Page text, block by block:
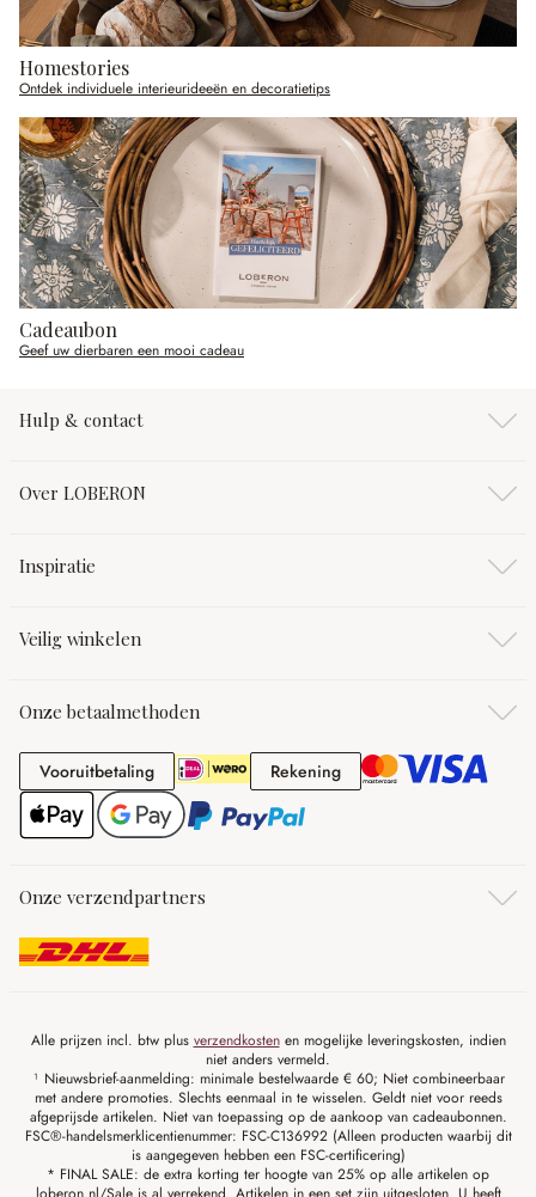
Homestories
Ontdek individuele interieurideeën en decoratietips
Cadeaubon
Geef uw dierbaren een mooi cadeau
Hulp & contact
Over LOBERON
Inspiratie
Veilig winkelen
Onze betaalmethoden
VooruitbetalingVooruitbetaling RekeningRekening
Onze verzendpartners
Alle prijzen incl. btw plus verzendkostenen mogelijke leveringskosten, indien
niet anders vermeld.
¹ Nieuwsbrief-aanmelding: minimale bestelwaarde € 60; Niet combineerbaar
met andere promoties. Slechts eenmaal in te wisselen. Geldt niet voor reeds
afgeprijsde artikelen. Niet van toepassing op de aankoop van cadeaubonnen.
FSC®-handelsmerklicentienummer: FSC-C136992 (Alleen producten waarbij dit
is aangegeven hebben een FSC-certificering)
* FINAL SALE: de extra korting ter hoogte van 25% op alle artikelen op